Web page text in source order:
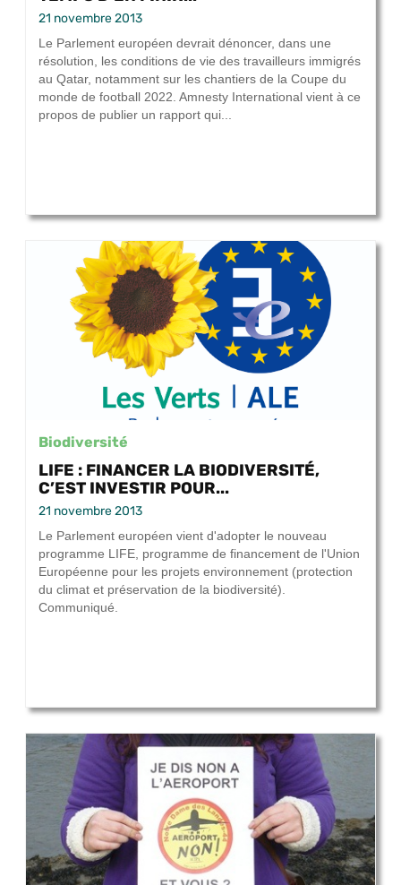
21 novembre 2013
Le Parlement européen devrait dénoncer, dans une
résolution, les conditions de vie des travailleurs immigrés
au Qatar, notamment sur les chantiers de la Coupe du
monde de football 2022. Amnesty International vient à ce
propos de publier un rapport qui...
Biodiversité
LIFE : FINANCER LA BIODIVERSITÉ,
C’EST INVESTIR POUR...
21 novembre 2013
Le Parlement européen vient d'adopter le nouveau
programme LIFE, programme de financement de l'Union
Européenne pour les projets environnement (protection
du climat et préservation de la biodiversité).
Communiqué.